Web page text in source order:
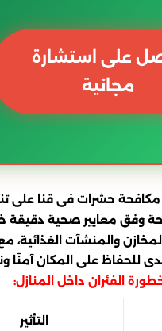
على استشارة
مجانية
حشرات فى قنا على
وفق معايير صحية دقيقة
والمنشآت الغذائية،
للحفاظ على المكان آمنًا
الفئران داخل المنازل:
التأثير